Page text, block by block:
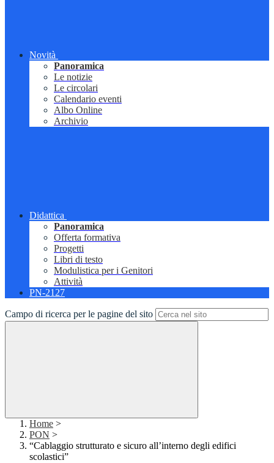
Novità
Panoramica
Le notizie
Le circolari
Calendario eventi
Albo Online
Archivio
Didattica
Panoramica
Offerta formativa
Progetti
Libri di testo
Modulistica per i Genitori
Attività
PN-2127
Campo di ricerca per le pagine del sito
Home >
PON >
“Cablaggio strutturato e sicuro all’interno degli edifici
scolastici”